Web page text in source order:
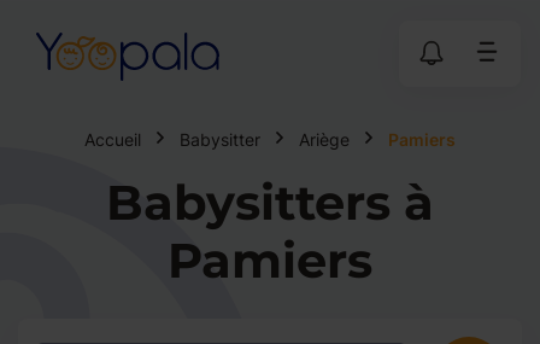
Accueil Babysitter Ariège Pamiers
Babysitters à
Pamiers